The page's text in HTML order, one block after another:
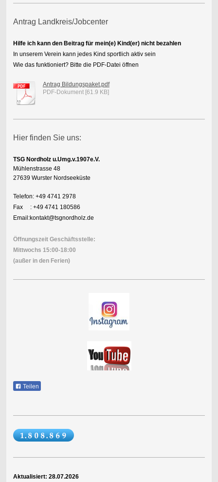
Antrag Landkreis/Jobcenter
Hilfe ich kann den Beitrag für mein(e) Kind(er) nicht bezahlen
In unserem Verein kann jedes Kind sportlich aktiv sein
Wie das funktioniert? Bitte die PDF-Datei öffnen
Antrag Bildungspaket.pdf
PDF-Dokument [61.9 KB]
Hier finden Sie uns:
TSG Nordholz u.Umg.v.1907e.V.
Mühlenstrasse 48
27639 Wurster Nordseeküste
Telefon: +49 4741 2978
Fax : +49 4741 180586
Email:kontakt@tsgnordholz.de
Öffnungszeit Geschäftsstelle:
Mittwochs 15:00-18:00
(außer in den Ferien)
Teilen
Aktualisiert: 28.07.2026